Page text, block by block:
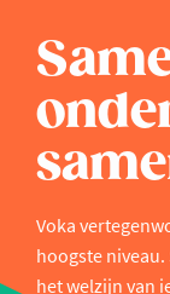
Voka
hoogste
het welzijn van